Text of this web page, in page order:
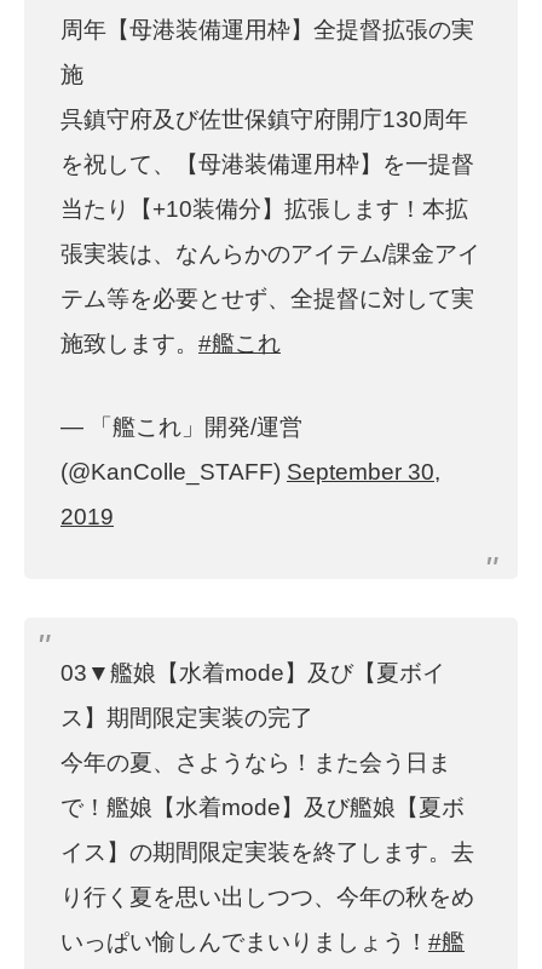
周年【母港装備運用枠】全提督拡張の実
施
呉鎮守府及び佐世保鎮守府開庁130周年
を祝して、【母港装備運用枠】を一提督
当たり【+10装備分】拡張します！本拡
張実装は、なんらかのアイテム/課金アイ
テム等を必要とせず、全提督に対して実
施致します。 #艦これ
— 「艦これ」開発/運営
(@KanColle_STAFF) September 30,
2019
03▼艦娘【水着mode】及び【夏ボイ
ス】期間限定実装の完了
今年の夏、さようなら！また会う日ま
で！艦娘【水着mode】及び艦娘【夏ボ
イス】の期間限定実装を終了します。去
り行く夏を思い出しつつ、今年の秋をめ
いっぱい愉しんでまいりましょう！ #艦